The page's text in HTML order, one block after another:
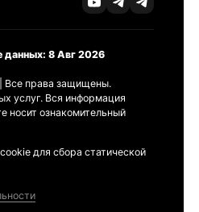
данных: 8 Авг 2026
Все права защищены.
услуг. Вся информация
носит ознакомительный
для сбора статической